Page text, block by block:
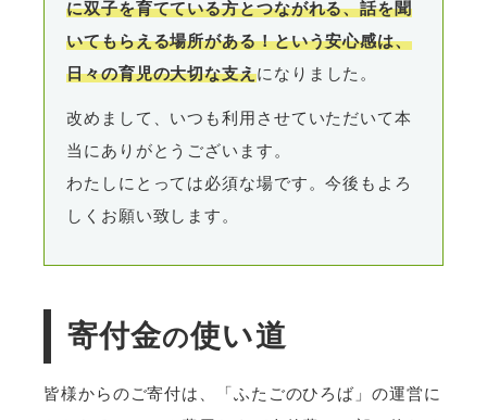
に双子を育てている方とつながれる、話を聞
いてもらえる場所がある！という安心感は、
日々の育児の大切な支えになりました。
改めまして、いつも利用させていただいて本
当にありがとうございます。
わたしにとっては必須な場です。今後もよろ
しくお願い致します。
寄付金の使い道
皆様からのご寄付は、「ふたごのひろば」の運営に